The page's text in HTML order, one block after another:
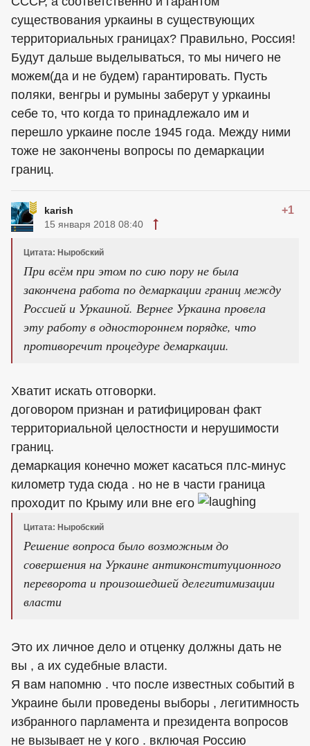
существования уркаины в существующих
территориальных границах? Правильно, Россия!
Будут дальше выделываться, то мы ничего не
можем(да и не будем) гарантировать. Пусть
поляки, венгры и румыны заберут у уркаины
себе то, что когда то принадлежало им и
перешло уркаине после 1945 года. Между ними
тоже не закончены вопросы по демаркации
границ.
karish +1
15 января 2018 08:40
Цитата: Ныробский
При всём при этом по сию пору не была
закончена работа по демаркации границ между
Россией и Уркаиной. Вернее Уркаина провела
эту работу в одностороннем порядке, что
противоречит процедуре демаркации.
Хватит искать отговорки.
договором признан и ратифицирован факт
территориальной целостности и нерушимости
границ.
демаркация конечно может касаться плс-минус
километр туда сюда . но не в части граница
проходит по Крыму или вне его
Цитата: Ныробский
Решение вопроса было возможным до
совершения на Уркаине антиконституционного
переворота и произошедшей делегитимизации
власти
Это их личное дело и отценку должны дать не
вы , а их судебные власти.
Я вам напомню . что после известных событий в
Украине были проведены выборы , легитимность
избранного парламента и президента вопросов
не вызывает не у кого . включая Россию